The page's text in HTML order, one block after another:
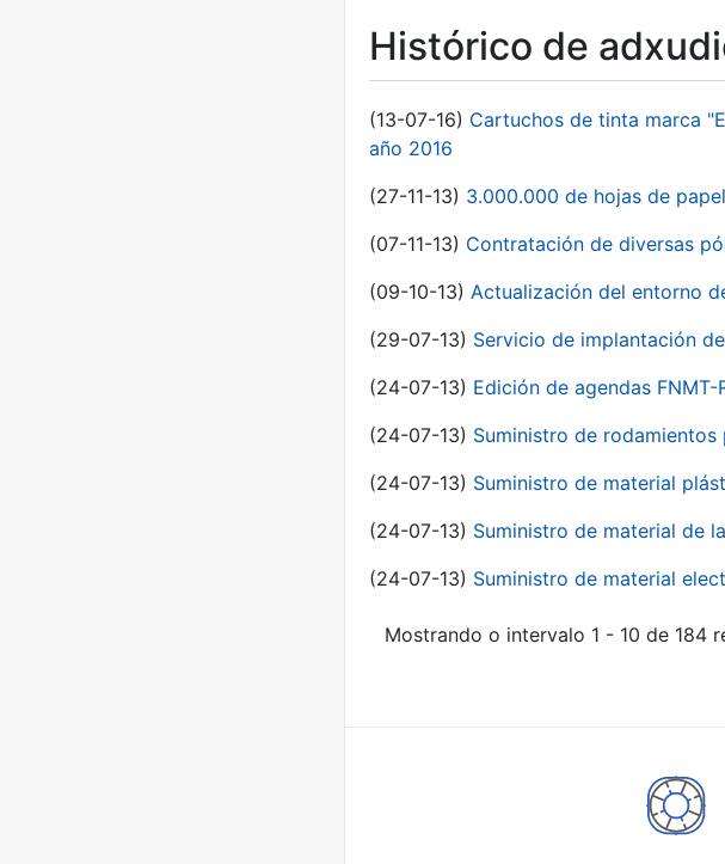
Histórico de
(13-07-16) Cartuchos de tinta marca
año 2016
(27-11-13) 3.000.000 de hojas de
(07-11-13) Contratación de diversas
(09-10-13) Actualización del entorno
(29-07-13) Servicio de implantación
(24-07-13) Edición de agendas FNMT-
(24-07-13) Suministro de rodamientos
(24-07-13) Suministro de material
(24-07-13) Suministro de material de
(24-07-13) Suministro de material
Mostrando o intervalo 1 - 10 de 184